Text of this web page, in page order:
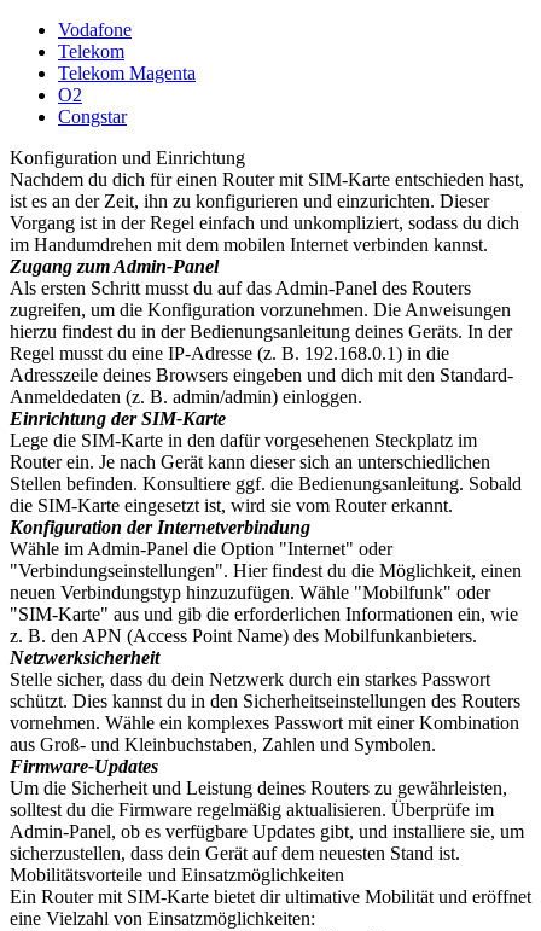
Vodafone
Telekom
Telekom Magenta
O2
Congstar
Konfiguration und Einrichtung
Nachdem du dich für einen Router mit SIM-Karte entschieden hast,
ist es an der Zeit, ihn zu konfigurieren und einzurichten. Dieser
Vorgang ist in der Regel einfach und unkompliziert, sodass du dich
im Handumdrehen mit dem mobilen Internet verbinden kannst.
Zugang zum Admin-Panel
Als ersten Schritt musst du auf das Admin-Panel des Routers
zugreifen, um die Konfiguration vorzunehmen. Die Anweisungen
hierzu findest du in der Bedienungsanleitung deines Geräts. In der
Regel musst du eine IP-Adresse (z. B. 192.168.0.1) in die
Adresszeile deines Browsers eingeben und dich mit den Standard-
Anmeldedaten (z. B. admin/admin) einloggen.
Einrichtung der SIM-Karte
Lege die SIM-Karte in den dafür vorgesehenen Steckplatz im
Router ein. Je nach Gerät kann dieser sich an unterschiedlichen
Stellen befinden. Konsultiere ggf. die Bedienungsanleitung. Sobald
die SIM-Karte eingesetzt ist, wird sie vom Router erkannt.
Konfiguration der Internetverbindung
Wähle im Admin-Panel die Option "Internet" oder
"Verbindungseinstellungen". Hier findest du die Möglichkeit, einen
neuen Verbindungstyp hinzuzufügen. Wähle "Mobilfunk" oder
"SIM-Karte" aus und gib die erforderlichen Informationen ein, wie
z. B. den APN (Access Point Name) des Mobilfunkanbieters.
Netzwerksicherheit
Stelle sicher, dass du dein Netzwerk durch ein starkes Passwort
schützt. Dies kannst du in den Sicherheitseinstellungen des Routers
vornehmen. Wähle ein komplexes Passwort mit einer Kombination
aus Groß- und Kleinbuchstaben, Zahlen und Symbolen.
Firmware-Updates
Um die Sicherheit und Leistung deines Routers zu gewährleisten,
solltest du die Firmware regelmäßig aktualisieren. Überprüfe im
Admin-Panel, ob es verfügbare Updates gibt, und installiere sie, um
sicherzustellen, dass dein Gerät auf dem neuesten Stand ist.
Mobilitätsvorteile und Einsatzmöglichkeiten
Ein Router mit SIM-Karte bietet dir ultimative Mobilität und eröffnet
eine Vielzahl von Einsatzmöglichkeiten: